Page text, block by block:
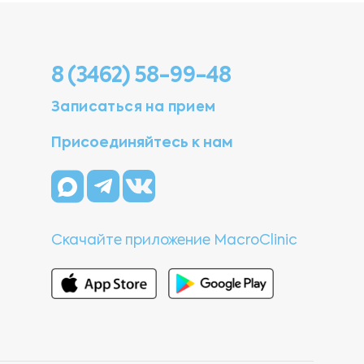
8 (3462) 58-99-48
Записаться на прием
Присоединяйтесь к нам
Скачайте приложение MacroClinic